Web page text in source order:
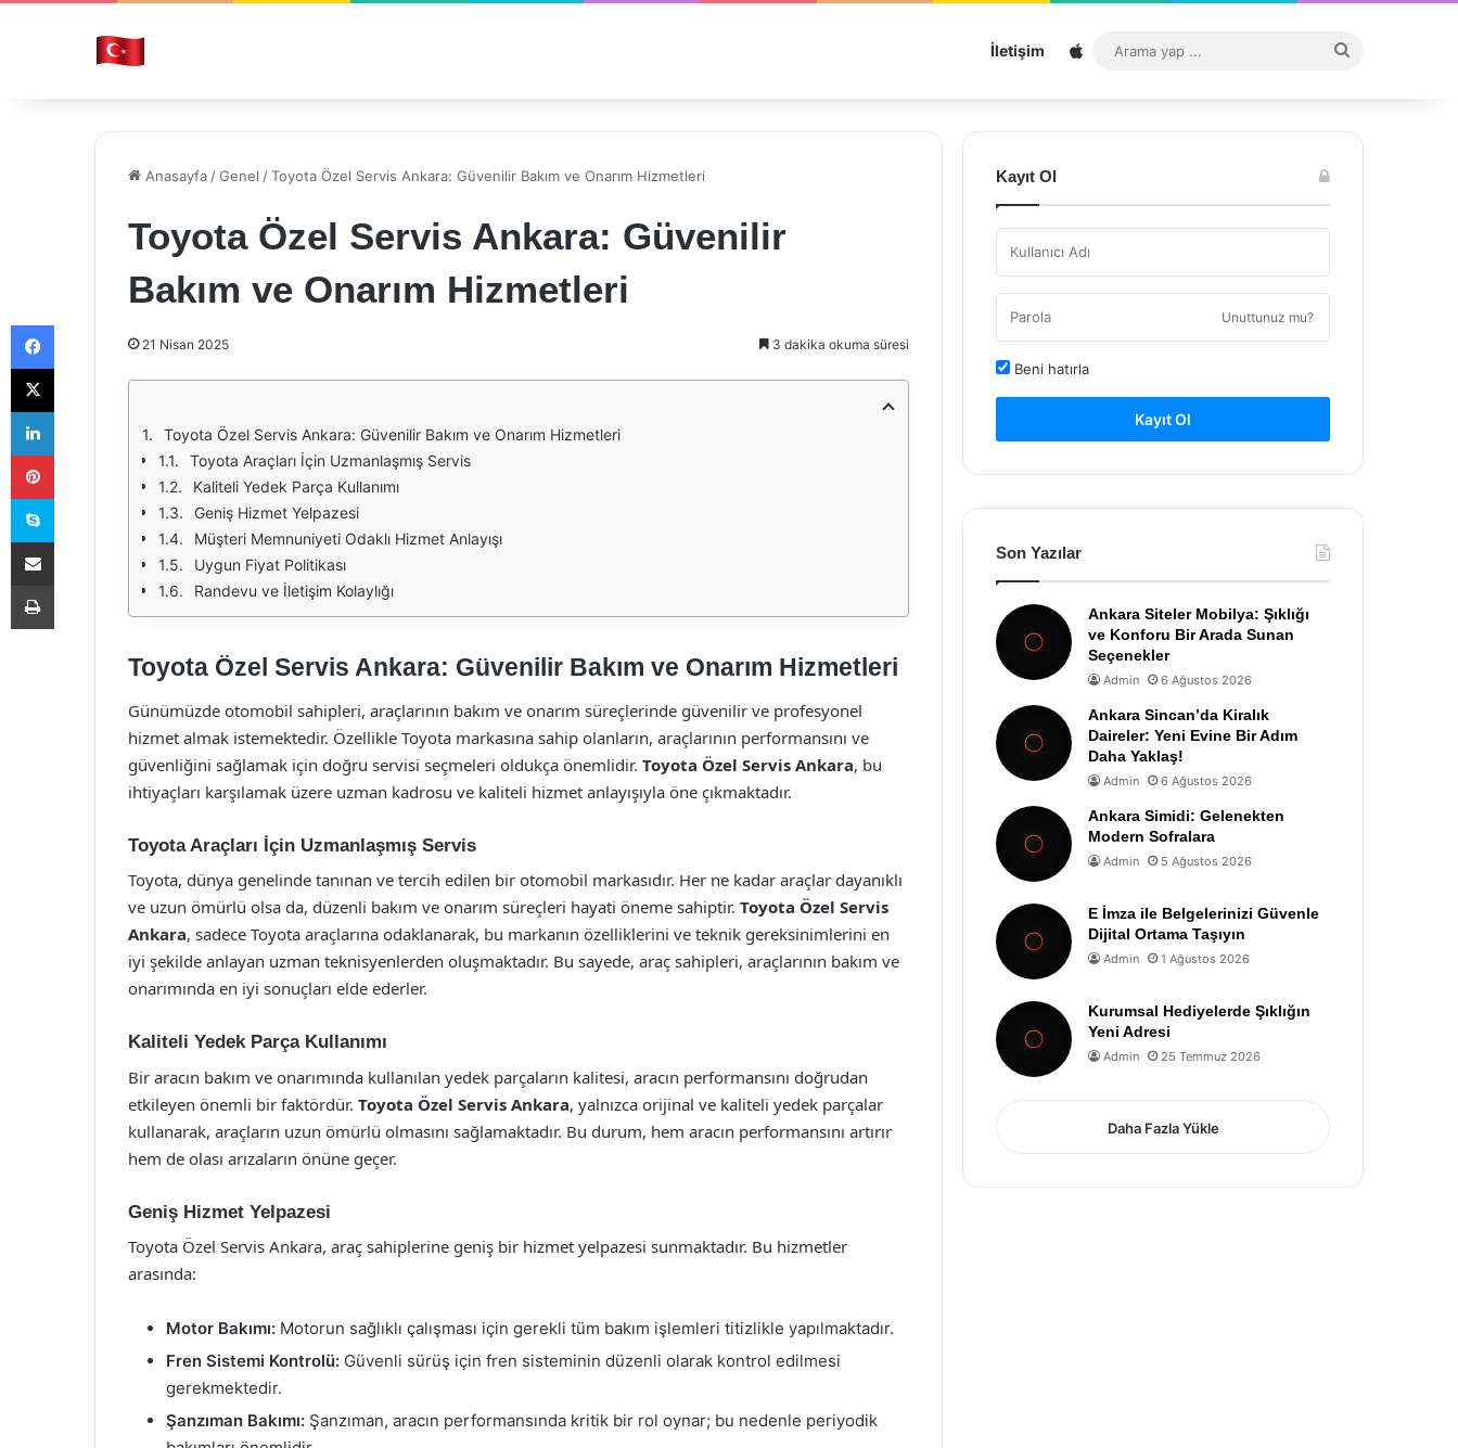
İletişim Sitemap
...
Anasayfa /Genel /Toyota Özel Servis Ankara: Güvenilir Bakım ve Onarım Hizmetleri
Toyota Özel Servis Ankara: Güvenilir
Bakım ve Onarım Hizmetleri
21 Nisan 2025 3 dakika okuma süresi
Toyota Özel Servis Ankara: Güvenilir Bakım ve Onarım Hizmetleri
Toyota Araçları İçin Uzmanlaşmış Servis
Kaliteli Yedek Parça Kullanımı
Geniş Hizmet Yelpazesi
Müşteri Memnuniyeti Odaklı Hizmet Anlayışı
Uygun Fiyat Politikası
Randevu ve İletişim Kolaylığı
Toyota Özel Servis Ankara: Güvenilir Bakım ve Onarım Hizmetleri
Günümüzde otomobil sahipleri, araçlarının bakım ve onarım süreçlerinde güvenilir ve profesyonel
hizmet almak istemektedir. Özellikle Toyota markasına sahip olanların, araçlarının performansını ve
güvenliğini sağlamak için doğru servisi seçmeleri oldukça önemlidir. Toyota Özel Servis Ankara, bu
ihtiyaçları karşılamak üzere uzman kadrosu ve kaliteli hizmet anlayışıyla öne çıkmaktadır.
Toyota Araçları İçin Uzmanlaşmış Servis
Toyota, dünya genelinde tanınan ve tercih edilen bir otomobil markasıdır. Her ne kadar araçlar dayanıklı
ve uzun ömürlü olsa da, düzenli bakım ve onarım süreçleri hayati öneme sahiptir. Toyota Özel Servis
Ankara, sadece Toyota araçlarına odaklanarak, bu markanın özelliklerini ve teknik gereksinimlerini en
iyi şekilde anlayan uzman teknisyenlerden oluşmaktadır. Bu sayede, araç sahipleri, araçlarının bakım ve
onarımında en iyi sonuçları elde ederler.
Kaliteli Yedek Parça Kullanımı
Bir aracın bakım ve onarımında kullanılan yedek parçaların kalitesi, aracın performansını doğrudan
etkileyen önemli bir faktördür. Toyota Özel Servis Ankara, yalnızca orijinal ve kaliteli yedek parçalar
kullanarak, araçların uzun ömürlü olmasını sağlamaktadır. Bu durum, hem aracın performansını artırır
hem de olası arızaların önüne geçer.
Geniş Hizmet Yelpazesi
Toyota Özel Servis Ankara, araç sahiplerine geniş bir hizmet yelpazesi sunmaktadır. Bu hizmetler
arasında:
Motor Bakımı: Motorun sağlıklı çalışması için gerekli tüm bakım işlemleri titizlikle yapılmaktadır.
Fren Sistemi Kontrolü: Güvenli sürüş için fren sisteminin düzenli olarak kontrol edilmesi
gerekmektedir.
Şanzıman Bakımı: Şanzıman, aracın performansında kritik bir rol oynar; bu nedenle periyodik
Kayıt Ol
Unuttunuz mu?
Beni hatırla
Kayıt Ol
Son Yazılar
Ankara Siteler Mobilya: Şıklığı
ve Konforu Bir Arada Sunan
Seçenekler
Admin 6 Ağustos 2026
Ankara Sincan’da Kiralık
Daireler: Yeni Evine Bir Adım
Daha Yaklaş!
Admin 6 Ağustos 2026
Ankara Simidi: Gelenekten
Modern Sofralara
Admin 5 Ağustos 2026
E İmza ile Belgelerinizi Güvenle
Dijital Ortama Taşıyın
Admin 1 Ağustos 2026
Kurumsal Hediyelerde Şıklığın
Yeni Adresi
Admin 25 Temmuz 2026
Daha Fazla Yükle
Facebook
X
LinkedIn
Pinterest
Skype
E-Posta ile paylaş